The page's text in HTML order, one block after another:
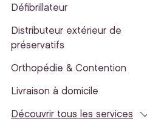
Défibrillateur
Distributeur extérieur de
préservatifs
Orthopédie & Contention
Livraison à domicile
Découvrir tous les services